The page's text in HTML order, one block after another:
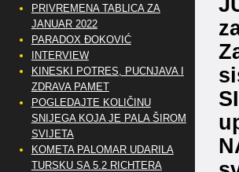
PRIVREMENA TABLICA ZA
JANUAR 2022
PARADOX ĐOKOVIĆ
INTERVIEW
KINESKI POTRES, PUCNJAVA I
ZDRAVA PAMET
POGLEDAJTE KOLIČINU
SNIJEGA KOJA JE PALA ŠIROM
SVIJETA
KOMETA PALOMAR UDARILA
TURSKU SA 5.2 RICHTERA